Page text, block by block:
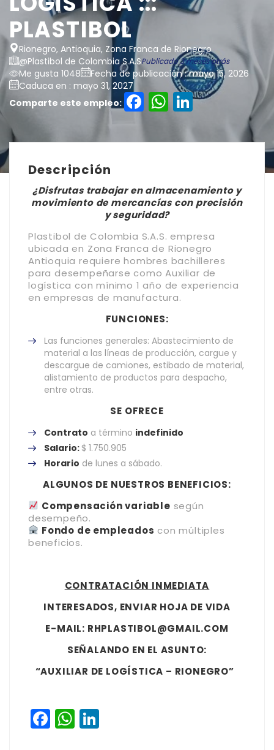
PLASTIBOL
Rionegro, Antioquia, Zona Franca de Rionegro
@Plastibol de Colombia S.A.SPublicado 3 meses atrás
Me gusta 1048
Fecha de publicación : mayo 15, 2026
Caduca en : mayo 31, 2027
Comparte este empleo:
Facebook
Descripción
¿Disfrutas trabajar en almacenamiento y
movimiento de mercancías con precisión
y seguridad?
Plastibol de Colombia S.A.S. empresa
ubicada en Zona Franca de Rionegro
Antioquia requiere hombres bachilleres
para desempeñarse como Auxiliar de
logística con mínimo 1 año de experiencia
en empresas de manufactura.
FUNCIONES:
Las funciones generales: Abastecimiento de
material a las líneas de producción, cargue y
descargue de camiones, estibado de material,
alistamiento de productos para despacho,
entre otras.
SE OFRECE
Contrato a término indefinido
Salario: $ 1.750.905
Horario de lunes a sábado.
ALGUNOS DE NUESTROS BENEFICIOS:
Compensación variable según
desempeño.
Fondo de empleados con múltiples
beneficios.
CONTRATACIÓN INMEDIATA
INTERESADOS, ENVIAR HOJA DE VIDA
E-MAIL: RHPLASTIBOL@GMAIL.COM
SEÑALANDO EN EL ASUNTO:
“AUXILIAR DE LOGÍSTICA – RIONEGRO”
Facebook
WhatsApp